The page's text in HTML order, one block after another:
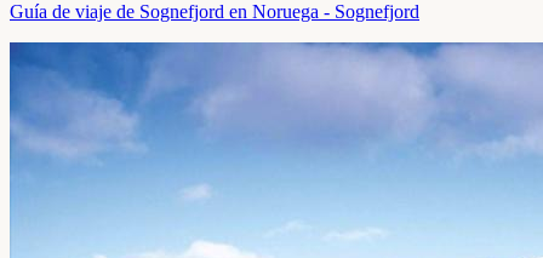
Guía de viaje de Sognefjord en Noruega - Sognefjord